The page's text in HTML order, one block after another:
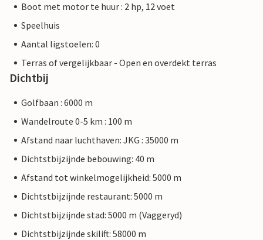
Boot met motor te huur : 2 hp, 12 voet
Speelhuis
Aantal ligstoelen: 0
Terras of vergelijkbaar - Open en overdekt terras
Dichtbij
Golfbaan : 6000 m
Wandelroute 0-5 km : 100 m
Afstand naar luchthaven: JKG : 35000 m
Dichtstbijzijnde bebouwing: 40 m
Afstand tot winkelmogelijkheid: 5000 m
Dichtstbijzijnde restaurant: 5000 m
Dichtstbijzijnde stad: 5000 m (Vaggeryd)
Dichtstbijzijnde skilift: 58000 m